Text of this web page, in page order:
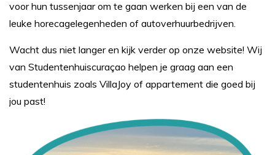
voor hun tussenjaar om te gaan werken bij een van de
leuke horecagelegenheden of autoverhuurbedrijven.
Wacht dus niet langer en kijk verder op onze website! Wij
van Studentenhuiscuraçao helpen je graag aan een
studentenhuis zoals VillaJoy of appartement die goed bij
jou past!